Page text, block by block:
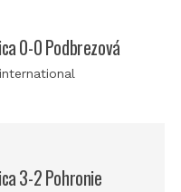
0-0 Podbrezová
3-2 Pohronie